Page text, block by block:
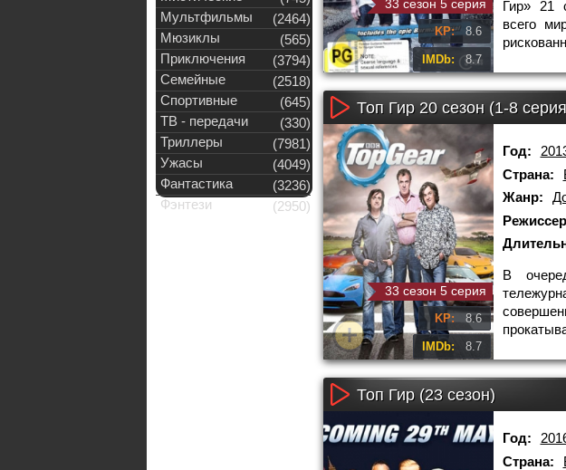
33 сезон 5 серия
KP: 8.6
IMDb: 8.7
Гир» 21
всего
Топ Гир 20 сезон (1-8
33 сезон 5 серия
KP: 8.6
IMDb: 8.7
Год:
Страна:
Жанр:
В
Топ Гир (23 сезон)
Год:
Страна:
Мультфильмы
(2464)
Мюзиклы
(565)
Приключения
(3794)
Семейные
(2518)
Спортивные
(645)
ТВ - передачи
(330)
Триллеры
(7981)
Ужасы
(4049)
Фантастика
(3236)
Фэнтези
(2950)